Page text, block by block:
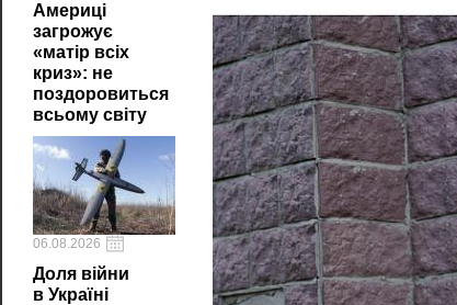
Америці
загрожує
«матір всіх
криз»: не
поздоровиться
всьому світу
06.08.2026
Доля війни
в Україні